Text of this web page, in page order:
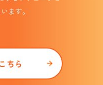
ます。​
ちら